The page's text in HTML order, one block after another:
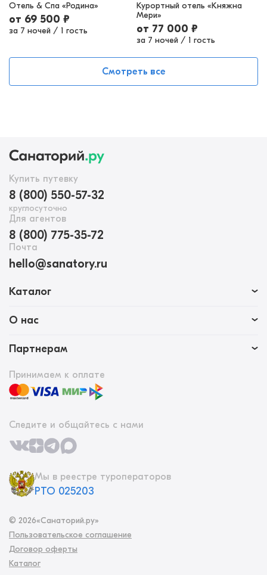
Отель & Спа «Родина»
от 69 500 ₽
за 7 ночей / 1 гость
Курортный отель «Княжна
Мери»
от 77 000 ₽
за 7 ночей / 1 гость
Смотреть все
Купить путевку
8 (800) 550-57-32
круглосуточно
Для агентов
8 (800) 775-35-72
Почта
hello@sanatory.ru
Каталог
О нас
Партнерам
Принимаем к оплате
Следите и общайтесь с нами
Мы в реестре туроператоров
РТО 025203
© 2026«Санаторий.ру»
Пользовательское соглашение
Договор оферты
Каталог